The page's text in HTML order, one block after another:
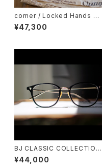
corner / Locked Hands コ
ーナー ロックドハンズ <orner
¥47,300
BJ CLASSIC COLLECTION
COM-548NT 51 BJクラシック
サイズアップモデル
¥44,000